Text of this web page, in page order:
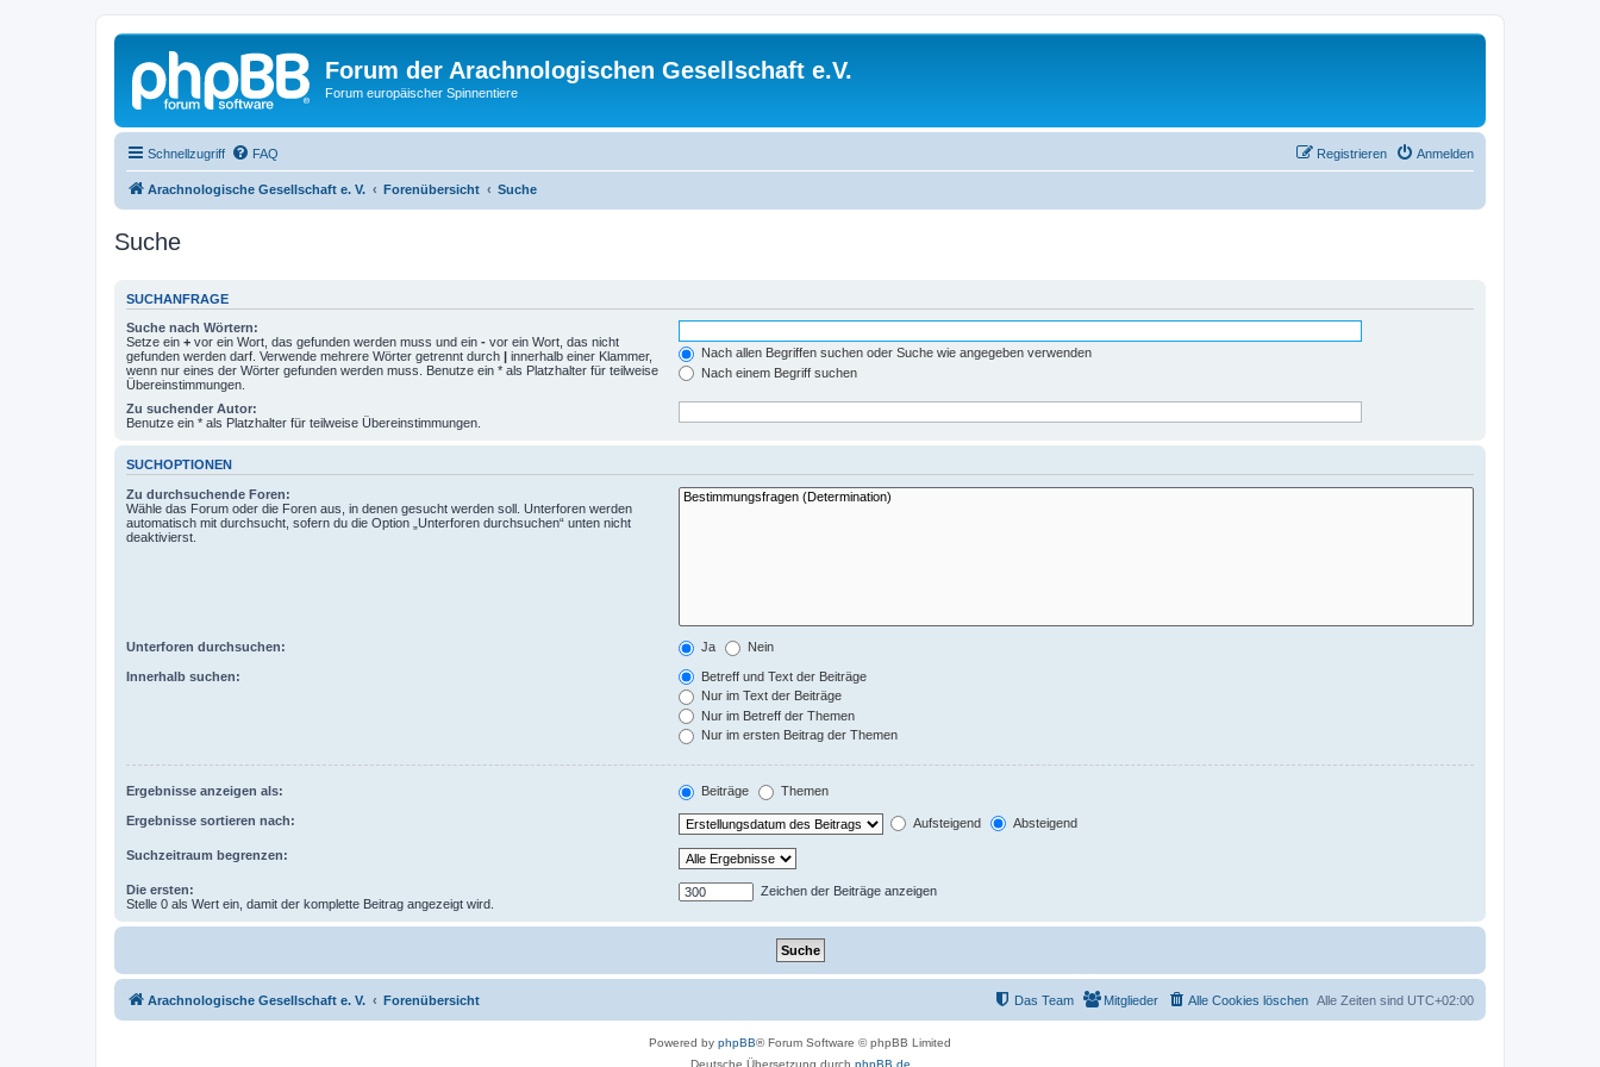
Forum der Arachnologischen Gesellschaft e.V.
Forum europäischer Spinnentiere
Schnellzugriff FAQ Anmelden
Registrieren
Arachnologische Gesellschaft e. V. Forenübersicht Suche
Suche
SUCHANFRAGE
Suche nach Wörtern:
Setze ein + vor ein Wort, das gefunden werden muss und ein - vor ein Wort, das nicht
gefunden werden darf. Verwende mehrere Wörter getrennt durch | innerhalb einer Klammer,
wenn nur eines der Wörter gefunden werden muss. Benutze ein * als Platzhalter für teilweise
Übereinstimmungen.
Nach allen Begriffen suchen oder Suche wie angegeben verwenden
Nach einem Begriff suchen
Zu suchender Autor:
Benutze ein * als Platzhalter für teilweise Übereinstimmungen.
SUCHOPTIONEN
Zu durchsuchende Foren:
Wähle das Forum oder die Foren aus, in denen gesucht werden soll. Unterforen werden
automatisch mit durchsucht, sofern du die Option „Unterforen durchsuchen“ unten nicht
deaktivierst.
Unterforen durchsuchen: Ja Nein
Innerhalb suchen:
Betreff und Text der Beiträge
Nur im Text der Beiträge
Nur im Betreff der Themen
Nur im ersten Beitrag der Themen
Ergebnisse anzeigen als: Beiträge Themen
Ergebnisse sortieren nach: Aufsteigend Absteigend
Suchzeitraum begrenzen:
Die ersten:
Stelle 0 als Wert ein, damit der komplette Beitrag angezeigt wird.
Zeichen der Beiträge anzeigen
Arachnologische Gesellschaft e. V. Forenübersicht Alle Zeiten sind UTC+02:00
Alle Cookies löschen
Mitglieder
Das Team
Powered by phpBB® Forum Software © phpBB Limited
Deutsche Übersetzung durch phpBB.de